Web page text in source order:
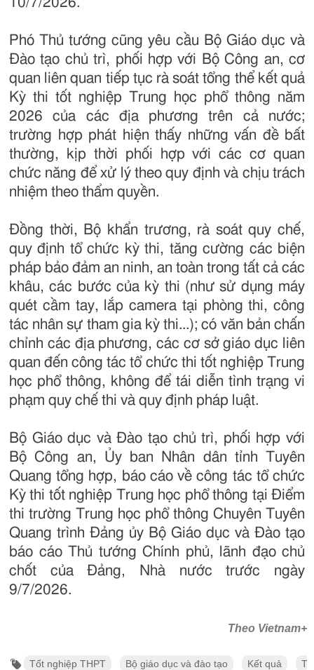
Phó Thủ tướng cũng yêu cầu Bộ Giáo dục và
Đào tạo chủ trì, phối hợp với Bộ Công an, cơ
quan liên quan tiếp tục rà soát tổng thể kết quả
Kỳ thi tốt nghiệp Trung học phổ thông năm
2026 của các địa phương trên cả nước;
trường hợp phát hiện thấy những vấn đề bất
thường, kịp thời phối hợp với các cơ quan
chức năng để xử lý theo quy định và chịu trách
nhiệm theo thẩm quyền.
Đồng thời, Bộ khẩn trương, rà soát quy chế,
quy định tổ chức kỳ thi, tăng cường các biện
pháp bảo đảm an ninh, an toàn trong tất cả các
khâu, các bước của kỳ thi (như sử dụng máy
quét cầm tay, lắp camera tại phòng thi, công
tác nhân sự tham gia kỳ thi...); có văn bản chấn
chỉnh các địa phương, các cơ sở giáo dục liên
quan đến công tác tổ chức thi tốt nghiệp Trung
học phổ thông, không để tái diễn tình trạng vi
phạm quy chế thi và quy định pháp luật.
Bộ Giáo dục và Đào tạo chủ trì, phối hợp với
Bộ Công an, Ủy ban Nhân dân tỉnh Tuyên
Quang tổng hợp, báo cáo về công tác tổ chức
Kỳ thi tốt nghiệp Trung học phổ thông tại Điểm
thi trường Trung học phổ thông Chuyên Tuyên
Quang trình Đảng ủy Bộ Giáo dục và Đào tạo
báo cáo Thủ tướng Chính phủ, lãnh đạo chủ
chốt của Đảng, Nhà nước trước ngày
9/7/2026.
Theo Vietnam+
Tốt nghiệp THPT Bộ giáo dục và đào tạo Kết quả